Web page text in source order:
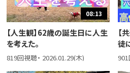
08:13
【人生観】62歳の誕生日に人生
を考えた。
819回視聴・ 2026.01.29(木)
【
徒
901